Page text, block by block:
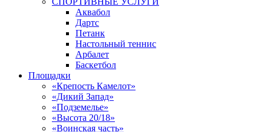
Аквабол
Дартс
Петанк
Настольный теннис
Арбалет
Баскетбол
Площадки
«Крепость Камелот»
«Дикий Запад»
«Подземелье»
«Высота 20/18»
«Воинская часть»